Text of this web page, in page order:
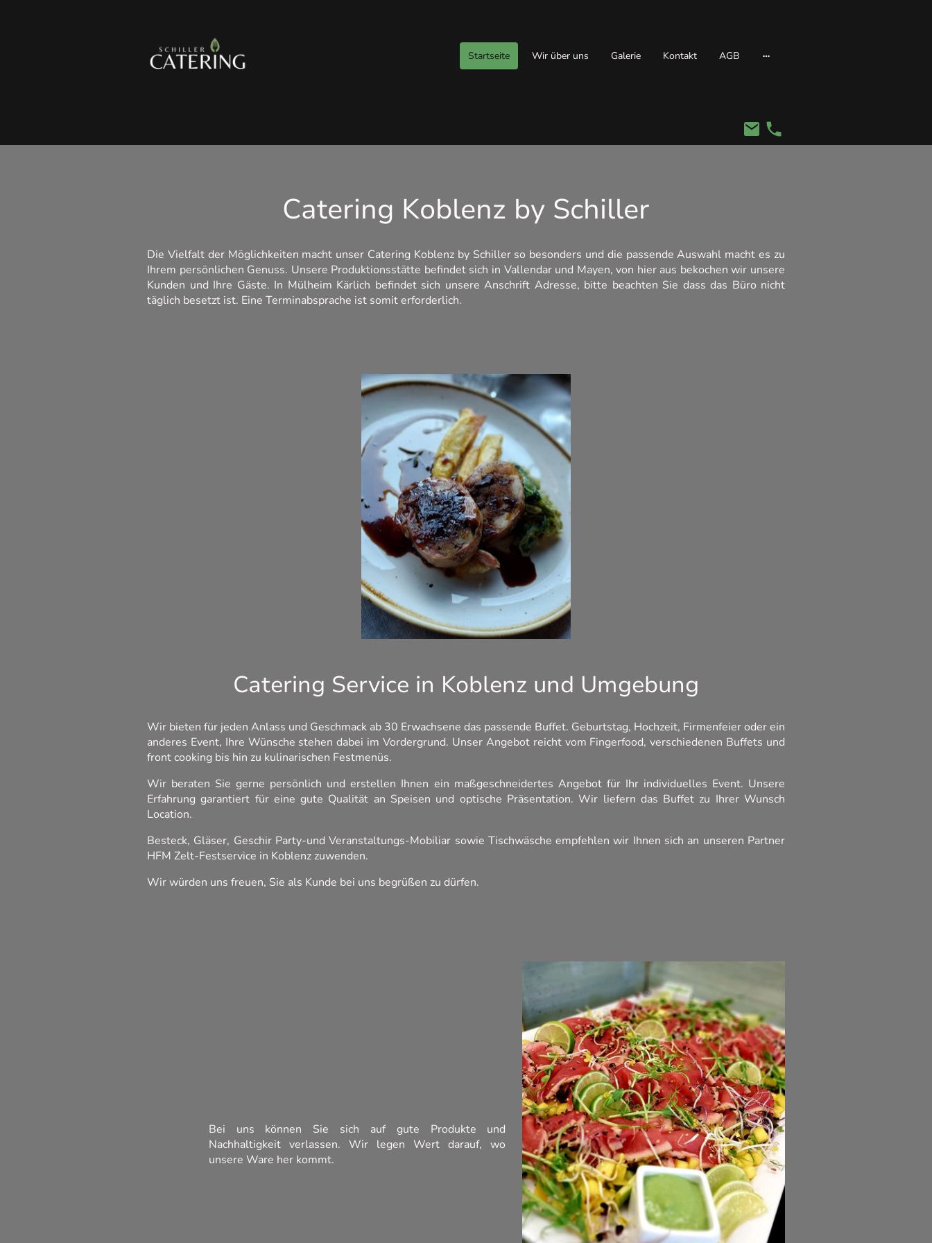
Startseite Wir über uns Galerie Kontakt AGB
Catering Koblenz by Schiller
Die Vielfalt der Möglichkeiten macht unser Catering Koblenz by Schiller so besonders und die passende Auswahl macht es zu
Ihrem persönlichen Genuss. Unsere Produktionsstätte befindet sich in Vallendar und Mayen, von hier aus bekochen wir unsere
Kunden und Ihre Gäste. In Mülheim Kärlich befindet sich unsere Anschrift Adresse, bitte beachten Sie dass das Büro nicht
täglich besetzt ist. Eine Terminabsprache ist somit erforderlich.
Catering Service in Koblenz und Umgebung
Wir bieten für jeden Anlass und Geschmack ab 30 Erwachsene das passende Buffet. Geburtstag, Hochzeit, Firmenfeier oder ein
anderes Event, Ihre Wünsche stehen dabei im Vordergrund. Unser Angebot reicht vom Fingerfood, verschiedenen Buffets und
front cooking bis hin zu kulinarischen Festmenüs.
Wir beraten Sie gerne persönlich und erstellen Ihnen ein maßgeschneidertes Angebot für Ihr individuelles Event. Unsere
Erfahrung garantiert für eine gute Qualität an Speisen und optische Präsentation. Wir liefern das Buffet zu Ihrer Wunsch
Location.
Besteck, Gläser, Geschir Party-und Veranstaltungs-Mobiliar sowie Tischwäsche empfehlen wir Ihnen sich an unseren Partner
HFM Zelt-Festservice in Koblenz zuwenden.
Wir würden uns freuen, Sie als Kunde bei uns begrüßen zu dürfen.
Bei uns können Sie sich auf gute Produkte und
Nachhaltigkeit verlassen. Wir legen Wert darauf, wo
unsere Ware her kommt.